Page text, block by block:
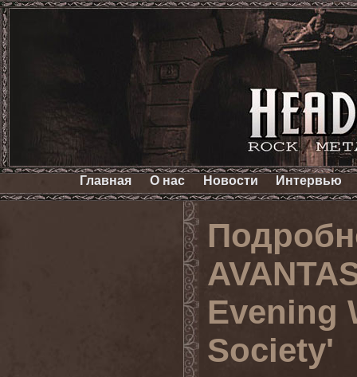
Главная О нас Новости Интервью
Evening
Society'